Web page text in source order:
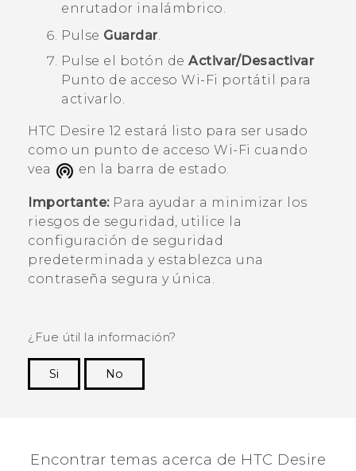
enrutador inalámbrico.
Pulse Guardar.
Pulse el botón de Activar/Desactivar
Punto de acceso Wi-Fi portátil
para
activarlo.
HTC Desire 12 estará listo para ser usado
como un punto de acceso Wi‍-Fi cuando
vea
en la barra de estado.
Importante:Para ayudar a minimizar los
riesgos de seguridad, utilice la
configuración de seguridad
predeterminada y establezca una
contraseña segura y única.
¿Fue útil la información?
Si
No
Encontrar temas acerca de HTC Desire